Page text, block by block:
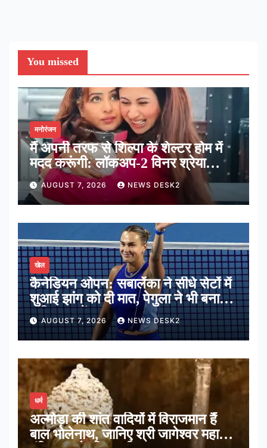
You missed
मनोरंजन
मैं अपनी तरफ से शिल्पा के शेल्टर होम में
मदद करूंगी: लॉकअप-2 विनर श्रेया
कालरा
AUGUST 7, 2026 NEWS DESK2
खेल
कैनेडियन ओपन: सबालेंका ने सीधे सेटों में
शुआई झांग को दी मात, पेगुला ने भी बनाई
अंतिम 16 में जगह
AUGUST 7, 2026 NEWS DESK2
धर्म
अल्मोड़ा की शांत वादियों में विराजमान हैं
बाल भोलेनाथ, जानिए श्री जागेश्वर महादेव